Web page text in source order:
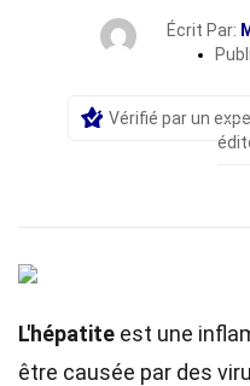
Écrit Par:
Vérifié par un
L'hépatite est une
être causée par des